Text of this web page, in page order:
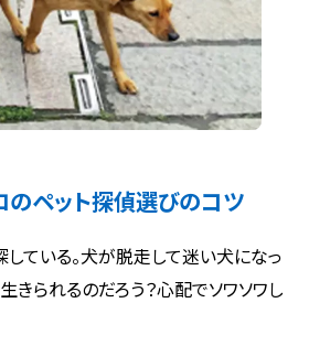
のペット探偵選びのコツ
ている。犬が脱走して迷い犬になっ
きられるのだろう？心配でソワソワし